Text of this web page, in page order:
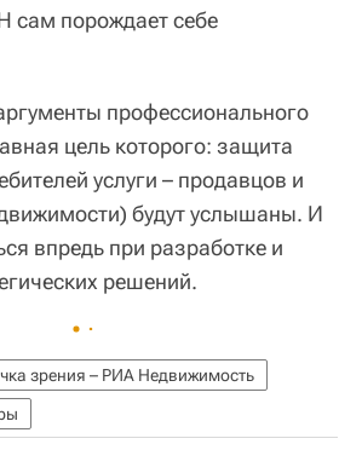
сам порождает себе
профессионального
цель которого: защита
услуги – продавцов и
будут услышаны. И
впредь при разработке и
решений.
зрения – РИА Недвижимость